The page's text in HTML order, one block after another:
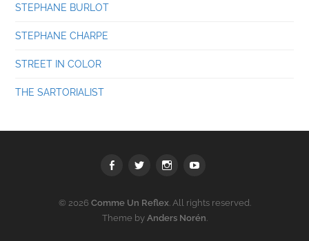
STEPHANE BURLOT
STEPHANE CHARPE
STREET IN COLOR
THE SARTORIALIST
FacebookTwitter Instagram
© 2026 Comme Un Reflex. All rights reserved.
Theme by Anders Norén